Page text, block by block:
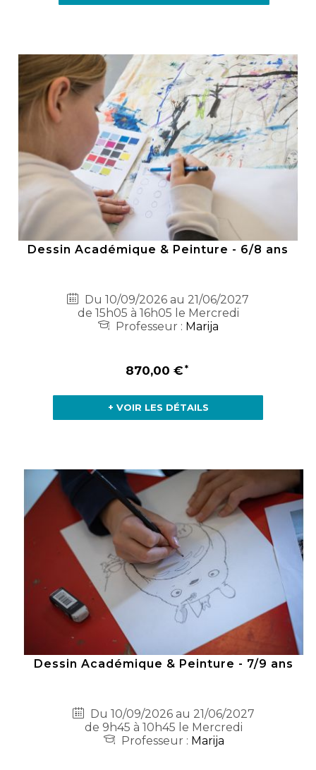
Dessin Académique & Peinture - 6/8 ans
Du 10/09/2026 au 21/06/2027
de 15h05 à 16h05 le Mercredi
Professeur : Marija
870,00 €
+ VOIR LES DÉTAILS
Dessin Académique & Peinture - 7/9 ans
Du 10/09/2026 au 21/06/2027
de 9h45 à 10h45 le Mercredi
Professeur : Marija